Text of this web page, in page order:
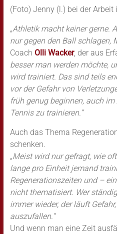
(Foto) Jenny (l.) bei der
„Athletik macht keiner gerne.
nur gegen den Ball schlagen,
Coach Olli Wacker, der aus
besser man werden möchte,
wird trainiert. Das sind teils
vor der Gefahr von
früh genug beginnen, auch
Tennis zu trainieren.“
Auch das Thema
schenken.
„Meist wird nur gefragt, wie
lange pro Einheit jemand
Regenerationszeiten und –
nicht thematisiert. Wer
immer wieder, der läuft
auszufallen.“
Und wenn man eine Zeit